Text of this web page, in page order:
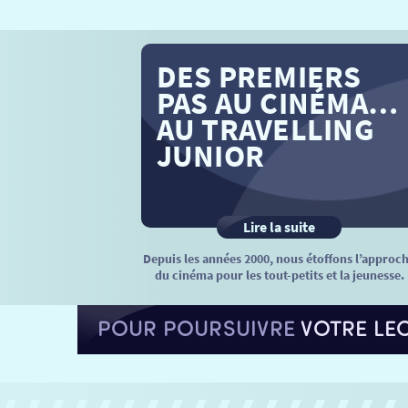
DES PREMIERS
PAS AU CINÉMA…
AU TRAVELLING
JUNIOR
Lire la suite
Depuis les années 2000, nous étoffons
du cinéma pour les tout-petits et la jeunesse.
POUR POURSUIVREVOTRE